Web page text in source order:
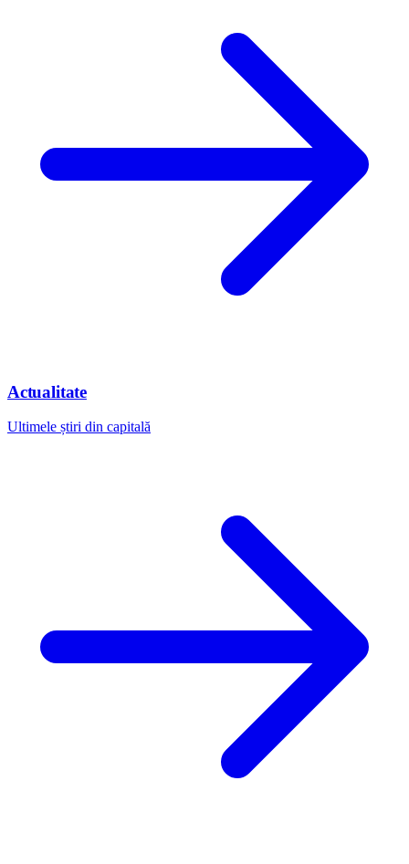
Actualitate
Ultimele știri din capitală